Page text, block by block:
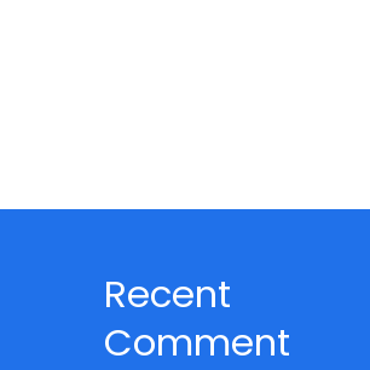
Recent
Comment